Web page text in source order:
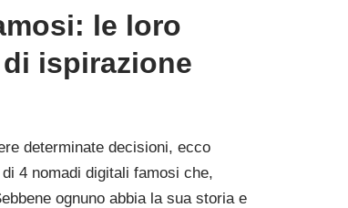
le loro
ispirazione
determinate decisioni, ecco
4 nomadi digitali famosi che,
ognuno abbia la sua storia e